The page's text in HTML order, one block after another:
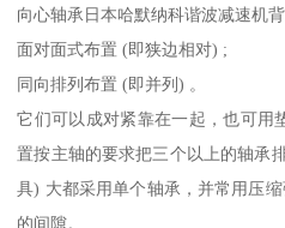
向心轴承日本哈默纳科谐波减速机
面对面式布置 (即狭边相对) ;
同向排列布置 (即并列) 。
它们可以成对紧靠在一起，也可用
置按主轴的要求把三个以上的轴承
具) 大都采用单个轴承，并常用压
的间隙。